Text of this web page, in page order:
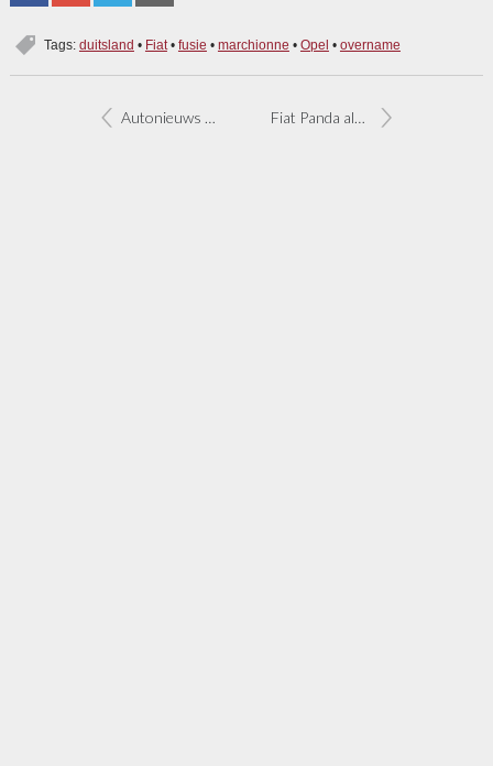
Tags: duitsland • Fiat• fusie • marchionne • Opel • overname
Autonieuws overzicht week 19 Fiat Panda als Jeep naar Amerika?